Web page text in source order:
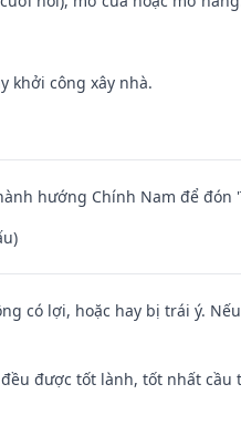
khởi công xây nhà.
hướng Chính Nam để đón
có lợi, hoặc hay bị trái ý.
được tốt lành, tốt nhất